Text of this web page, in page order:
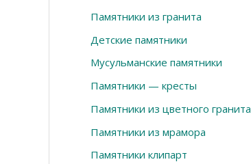
Памятники из гранита
Детские памятники
Мусульманские памятники
Памятники — кресты
Памятники из цветного гранита
Памятники из мрамора
Памятники клипарт